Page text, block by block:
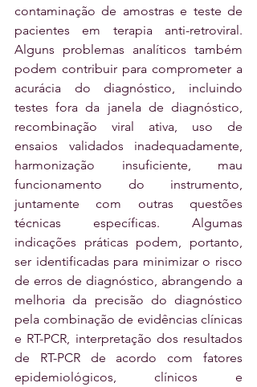
contaminação de amostras e teste de
pacientes em terapia anti-retroviral.
Alguns problemas analíticos também
podem contribuir para comprometer a
acurácia do diagnóstico, incluindo
testes fora da janela de diagnóstico,
recombinação viral ativa, uso de
ensaios validados inadequadamente,
harmonização insuficiente, mau
funcionamento do instrumento,
juntamente com outras questões
técnicas específicas. Algumas
indicações práticas podem, portanto,
ser identificadas para minimizar o risco
de erros de diagnóstico, abrangendo a
melhoria da precisão do diagnóstico
pela combinação de evidências clínicas
e RT-PCR, interpretação dos resultados
de RT-PCR de acordo com fatores
epidemiológicos, clínicos e